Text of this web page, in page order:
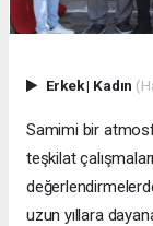
Erkek| Kadın
Samimi bir
teşkilat
uzun yıllara